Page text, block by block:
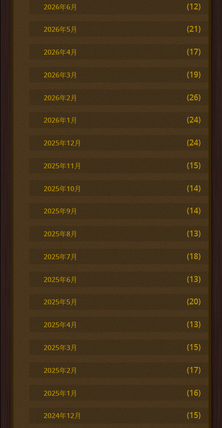
2026年6月 (12)
2026年5月 (21)
2026年4月 (17)
2026年3月 (19)
2026年2月 (26)
2026年1月 (24)
2025年12月 (24)
2025年11月 (15)
2025年10月 (14)
2025年9月 (14)
2025年8月 (13)
2025年7月 (18)
2025年6月 (13)
2025年5月 (20)
2025年4月 (13)
2025年3月 (15)
2025年2月 (17)
2025年1月 (16)
2024年12月 (15)